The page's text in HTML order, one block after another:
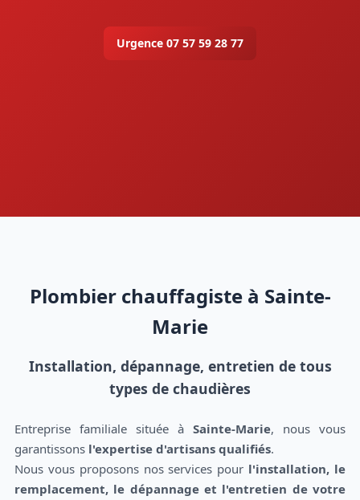
Urgence 07 57 59 28 77
Plombier chauffagiste à Sainte-
Marie
Installation, dépannage, entretien de tous
types de chaudières
Entreprise familiale située àSainte-Marie, nous vous
garantissons l'expertise d'artisans qualifiés.
Nous vous proposons nos services pour l'installation, le
remplacement, le dépannage et l'entretien de votre